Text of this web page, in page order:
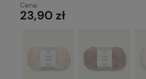
Cena:
23,90 zł